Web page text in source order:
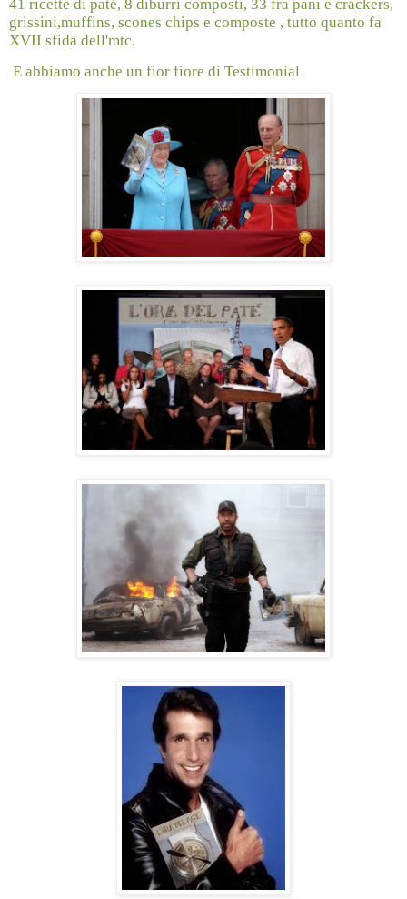
41 ricette di paté, 8 diburri composti, 33 fra pani e crackers,
grissini,muffins, scones chips e composte , tutto quanto fa
XVII sfida dell'mtc.
E abbiamo anche un fior fiore di Testimonial